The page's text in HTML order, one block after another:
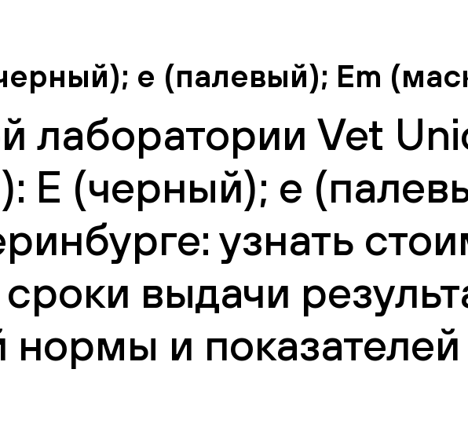
e (палевый); Em
лаборатории Vet
Е (черный); e
узнать
выдачи
и показателей